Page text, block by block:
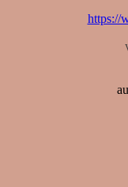
https://